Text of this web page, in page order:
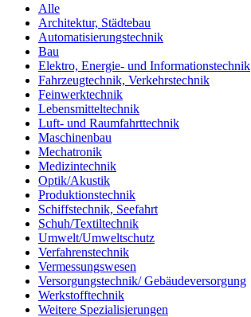
Alle
Architektur, Städtebau
Automatisierungstechnik
Bau
Elektro, Energie- und Informationstechnik
Fahrzeugtechnik, Verkehrstechnik
Feinwerktechnik
Lebensmitteltechnik
Luft- und Raumfahrttechnik
Maschinenbau
Mechatronik
Medizintechnik
Optik/Akustik
Produktionstechnik
Schiffstechnik, Seefahrt
Schuh/Textiltechnik
Umwelt/Umweltschutz
Verfahrenstechnik
Vermessungswesen
Versorgungstechnik/ Gebäudeversorgung
Werkstofftechnik
Weitere Spezialisierungen